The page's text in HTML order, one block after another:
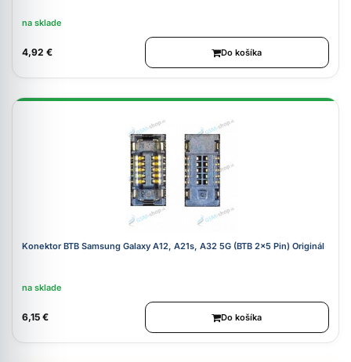
na sklade
4,92 € Do košíka
Konektor BTB Samsung Galaxy A12, A21s, A32 5G (BTB 2x5 Pin) Originál
na sklade
6,15 € Do košíka